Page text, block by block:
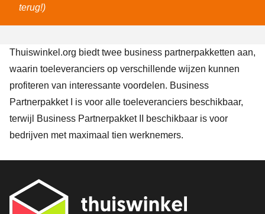
terug!)
Thuiswinkel.org biedt twee business partnerpakketten aan,
waarin toeleveranciers op verschillende wijzen kunnen
profiteren van interessante voordelen. Business
Partnerpakket I
is voor alle toeleveranciers beschikbaar,
terwijl
Business Partnerpakket II
beschikbaar is voor
bedrijven met maximaal tien werknemers.